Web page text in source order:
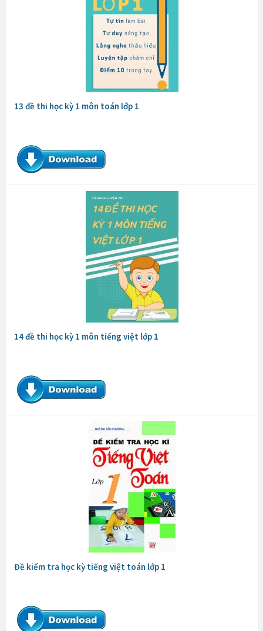
13 đề thi học kỳ 1 môn toán lớp 1
14 đề thi học kỳ 1 môn tiếng việt lớp 1
Đề kiểm tra học kỳ tiếng việt toán lớp 1